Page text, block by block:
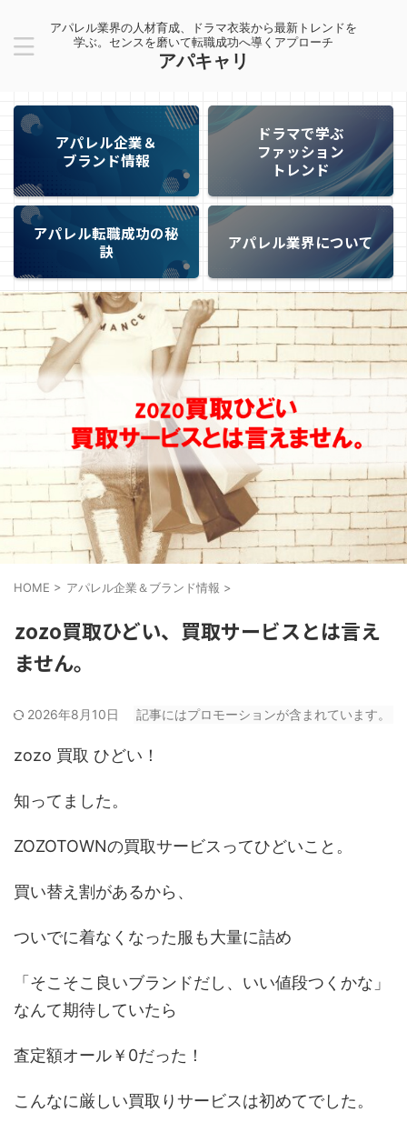
アパレル業界の人材育成、ドラマ衣装から最新トレンドを
学ぶ。センスを磨いて転職成功へ導くアプローチ
アパキャリ
アパレル企業＆
ブランド情報
ドラマで学ぶ
ファッション
トレンド
アパレル転職成功の秘
訣
アパレル業界について
HOME > アパレル企業＆ブランド情報 >
zozo買取ひどい、買取サービスとは言え
ません。
2026年8月10日 記事にはプロモーションが含まれています。
zozo 買取 ひどい！
知ってました。
ZOZOTOWNの買取サービスってひどいこと。
買い替え割があるから、
ついでに着なくなった服も大量に詰め
「そこそこ良いブランドだし、いい値段つくかな」
なんて期待していたら
査定額オール￥0だった！
こんなに厳しい買取りサービスは初めてでした。